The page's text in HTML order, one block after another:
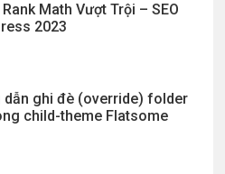
Math Vượt Trội – SEO
2023
dẫn ghi đè (override) folder
child-theme Flatsome